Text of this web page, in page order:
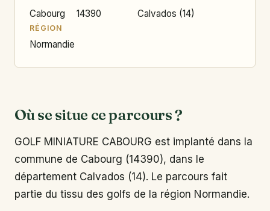
Cabourg 14390 Calvados (14)
RÉGION
Normandie
Où se situe ce parcours ?
GOLF MINIATURE CABOURG est implanté dans la
commune de Cabourg (14390), dans le
département Calvados (14). Le parcours fait
partie du tissu des golfs de la région Normandie.